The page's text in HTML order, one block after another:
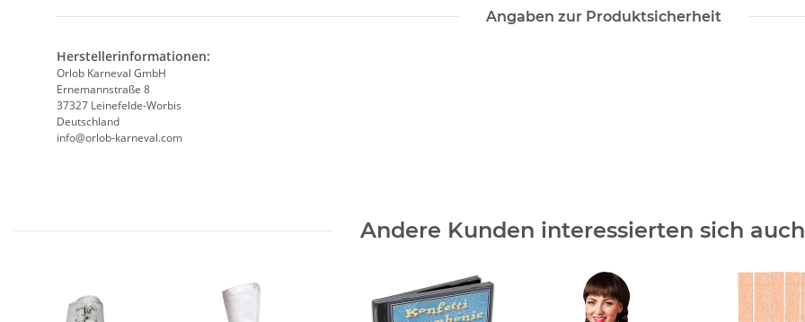
Angaben zur Produktsicherheit
Herstellerinformationen:
Orlob Karneval GmbH
Ernemannstraße 8
37327 Leinefelde-Worbis
Deutschland
info@orlob-karneval.com
Andere Kunden interessierten sich